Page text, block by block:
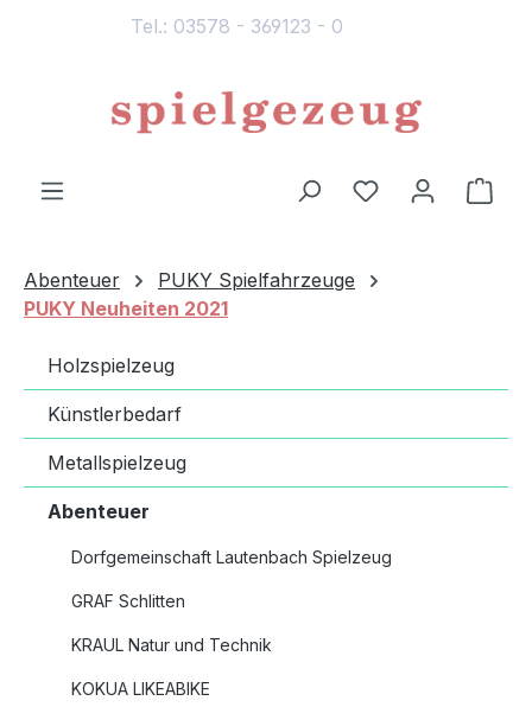
Tel.: 03578 - 369123 - 0
Du hast 0
Abenteuer
PUKY Spielfahrzeuge
PUKY Neuheiten 2021
Holzspielzeug
Künstlerbedarf
Metallspielzeug
Abenteuer
Dorfgemeinschaft Lautenbach Spielzeug
GRAF Schlitten
KRAUL Natur und Technik
KOKUA LIKEABIKE